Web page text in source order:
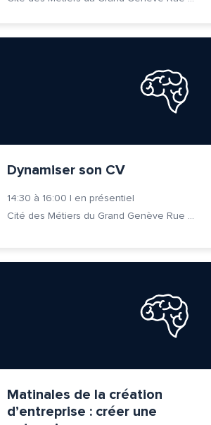
Dynamiser son CV
14:30 à 16:00 | en présentiel
Cité des Métiers du Grand Genève Rue Prévost-Martin 6 1205 Genève
Matinales de la création
d’entreprise : créer une